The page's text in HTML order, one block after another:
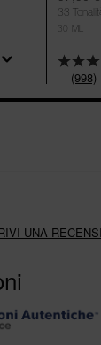
(998)
33
30 ML
UNA